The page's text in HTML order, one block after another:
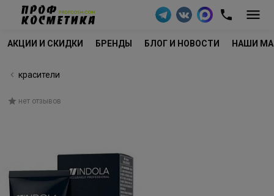
АКЦИИ И СКИДКИ БРЕНДЫ БЛОГ И НОВОСТИ НАШИ
красители
нет отзывов